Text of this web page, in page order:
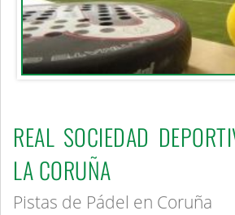
REAL SOCIEDAD
LA CORUÑA
Pistas de Pádel en Coruña